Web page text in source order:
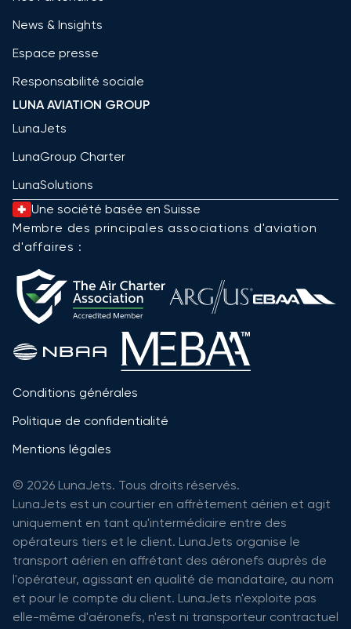
News & Insights
Espace presse
Responsabilité sociale
LUNA AVIATION GROUP
LunaJets
LunaGroup Charter
LunaSolutions
Une société basée en Suisse
Membre des principales associations d'aviation
d'affaires :
Conditions générales
Politique de confidentialité
Mentions légales
© 2026 LunaJets. Tous droits réservés.
LunaJets est un courtier en affrètement aérien et agit
uniquement en tant qu'intermédiaire entre des
opérateurs tiers et le client. LunaJets organise le
transport aérien en affrétant des aéronefs auprès de
l'opérateur, agissant en qualité de mandataire, au nom
et pour le compte du client. LunaJets n'exploite pas
elle-même d'aéronefs, n'est ni transporteur contractuel